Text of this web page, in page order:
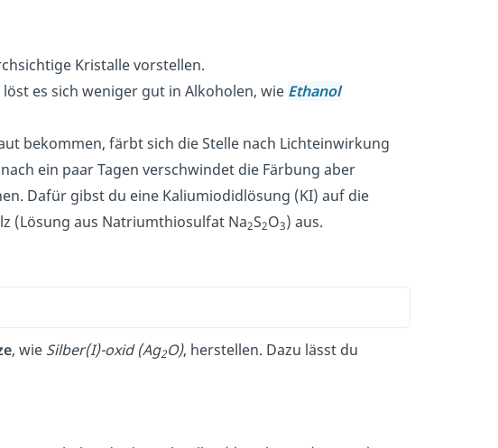
Kristalle vorstellen.
es sich weniger gut in Alkoholen, wie Ethanol
bekommen, färbt sich die Stelle nach Lichteinwirkung
ein paar Tagen verschwindet die Färbung aber
Dafür gibst du eine Kaliumiodidlösung (KI) auf die
(Lösung aus Natriumthiosulfat Na2S2O3) aus.
, wie Silber(I)-oxid (Ag2O), herstellen. Dazu lässt du